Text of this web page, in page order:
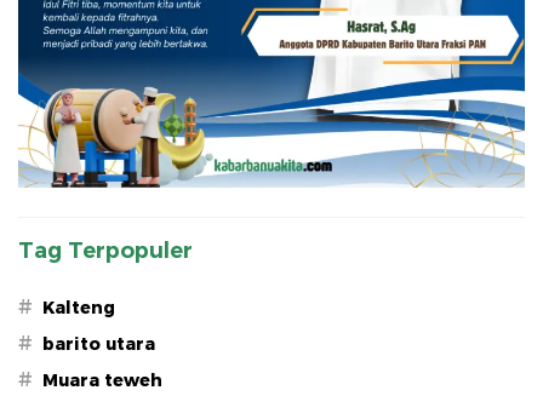
Tag Terpopuler
# Kalteng
# barito utara
# Muara teweh